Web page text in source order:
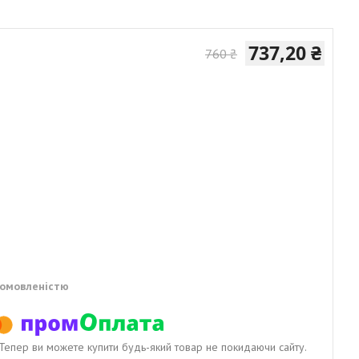
760 ₴ 737,20 ₴
Тепер ви можете купити будь-який товар не покидаючи сайту.